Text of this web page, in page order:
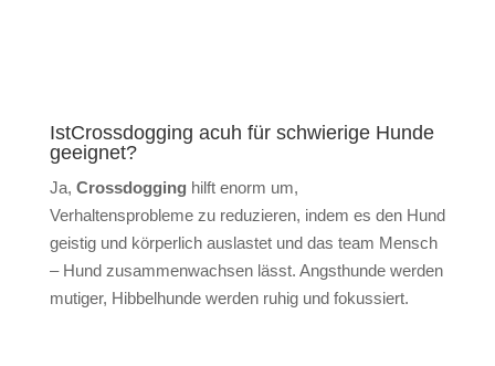
IstCrossdogging acuh für schwierige Hunde
geeignet?
Ja, Crossdogging hilft enorm um,
Verhaltensprobleme zu reduzieren, indem es den Hund
geistig und körperlich auslastet und das team Mensch
– Hund zusammenwachsen lässt. Angsthunde werden
mutiger, Hibbelhunde werden ruhig und fokussiert.